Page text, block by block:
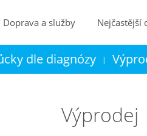
Doprava a služby Nejčastější
Kontakt Košík
dle diagnózy |
Výprodej